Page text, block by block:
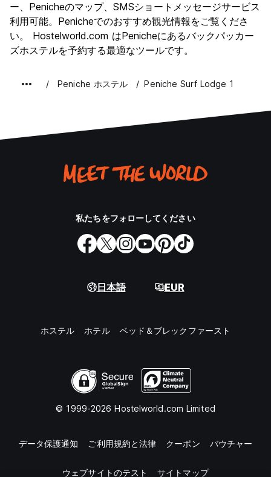
ナイトライフ
7.2
コストパフォーマンス
8.9
ー、Penicheのマップ、SMSショートメッセージサービス
利用可能。Penicheでのおすすめ観光情報をご覧くださ
い。 Hostelworld.com はPenicheにあるバックパッカー
ズホステルを予約する最適なツールです。
Peniche ホステル Peniche Surf Lodge 1
私たちをフォローしてください
日本語 EUR
ホステル ホテル ベッド＆ブレックファースト
© 1999-2026 Hostelworld.com Limited
データ保護通知 ご利用規約と法律 クーポン バウチャー
ウェブサイトのテスト サイトマップ